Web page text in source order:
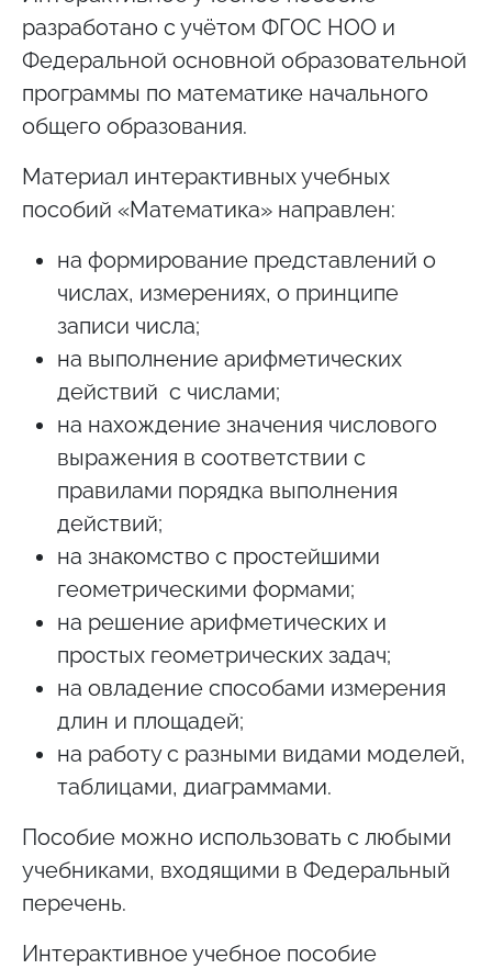
разработано с учётом ФГОС НОО и
Федеральной основной образовательной
программы по математике начального
общего образования.
Материал интерактивных учебных
пособий «Математика» направлен:
на формирование представлений о
числах, измерениях, о принципе
записи числа;
на выполнение арифметических
действий с числами;
на нахождение значения числового
выражения в соответствии с
правилами порядка выполнения
действий;
на знакомство с простейшими
геометрическими формами;
на решение арифметических и
простых геометрических задач;
на овладение способами измерения
длин и площадей;
на работу с разными видами моделей,
таблицами, диаграммами.
Пособие можно использовать с любыми
учебниками, входящими в Федеральный
перечень.
Интерактивное учебное пособие